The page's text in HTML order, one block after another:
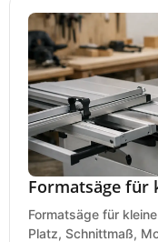
Formatsäge für
Formatsäge für
Platz, Schnittmaß,